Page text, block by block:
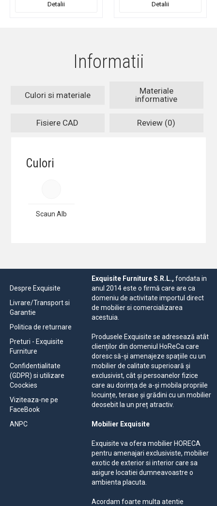
Detalii Detalii
Informatii
Culori si materiale
Materiale
informative
Fisiere CAD Review (0)
Culori
Scaun Alb
Despre Exquisite
Livrare/Transport si
Garantie
Politica de returnare
Preturi - Exquisite
Furniture
Confidentialitate
(GDPR) si utilizare
Coockies
Viziteaza-ne pe
FaceBook
ANPC
Exquisite Furniture S.R.L.,fondata in
anul 2014 este o firmă care are ca
domeniu de activitate importul direct
de mobilier si comercializarea
acestuia.
Produsele Exquisite se adresează atât
clienților din domeniul HoReCa care
doresc să-și amenajeze spațiile cu un
mobilier de calitate superioară și
exclusivist, cât și persoanelor fizice
care au dorința de a-și mobila propriile
locuințe, terase și grădini cu un mobilier
deosebit la un preț atractiv.
Mobilier Exquisite
Exquisite va ofera mobilier HORECA
pentru amenajari exclusiviste, mobilier
exotic de exterior si interior care sa
asigure locatiei dumneavoastre o
ambienta placuta.
Acordam foarte multa atentie